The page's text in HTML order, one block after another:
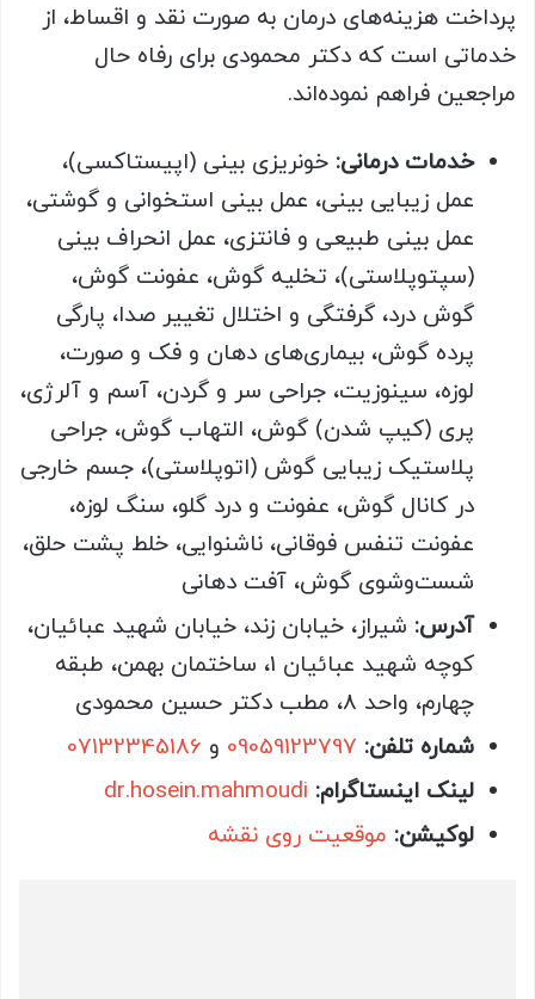
پرداخت هزینه‌های درمان به صورت نقد و اقساط، از
خدماتی است که دکتر محمودی برای رفاه حال
مراجعین فراهم نموده‌اند.
خدمات درمانی: خونریزی بینی (اپیستاکسی)،
عمل زیبایی بینی، عمل بینی استخوانی و گوشتی،
عمل بینی طبیعی و فانتزی، عمل انحراف بینی
(سپتوپلاستی)، تخلیه گوش، عفونت گوش،
گوش درد، گرفتگی و اختلال تغییر صدا، پارگی
پرده گوش، بیماری‌های دهان و فک و صورت،
لوزه، سینوزیت، جراحی سر و گردن، آسم و آلرژی،
پری (کیپ شدن) گوش، التهاب گوش، جراحی
پلاستیک زیبایی گوش (اتوپلاستی)، جسم خارجی
در کانال گوش، عفونت و درد گلو، سنگ لوزه،
عفونت تنفس فوقانی، ناشنوایی، خلط پشت حلق،
شست‌وشوی گوش، آفت دهانی
آدرس: شیراز، خیابان زند، خیابان شهید عبائیان،
کوچه شهید عبائیان 1، ساختمان بهمن، طبقه
چهارم، واحد 8، مطب دکتر حسین محمودی
شماره تلفن: 09059123797 و
لینک اینستاگرام: dr.hosein.mahmoudi
لوکیشن: موقعیت روی نقشه